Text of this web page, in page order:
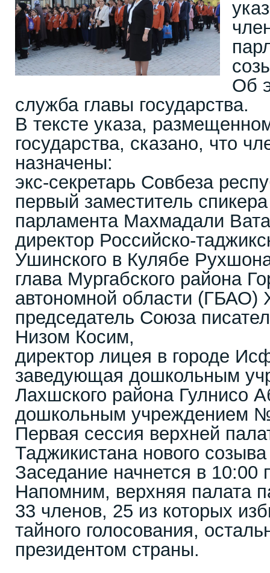
Об
служба главы государства.
В тексте указа,
государства, сказано, что
назначены:
экс-секретарь Совбеза
первый заместитель
парламента Махмадали
директор Российско-
Ушинского в Кулябе
глава Мургабского района
автономной области (ГБАО)
председатель Союза
Низом Косим,
директор лицея в городе
заведующая дошкольным
Лахшского района Гулнисо
дошкольным учреждением
Первая сессия верхней
Таджикистана нового
Заседание начнется в
Напомним, верхняя палата
33 членов, 25 из которых
тайного голосования,
президентом страны.